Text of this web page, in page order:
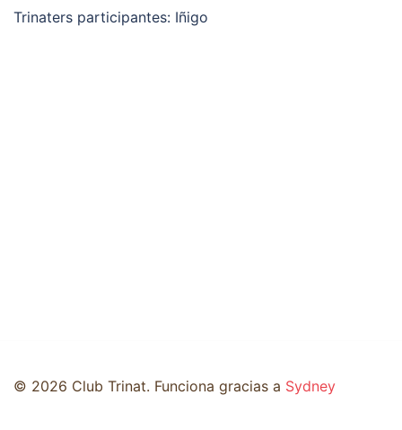
Trinaters participantes: Iñigo
© 2026 Club Trinat. Funciona gracias a Sydney